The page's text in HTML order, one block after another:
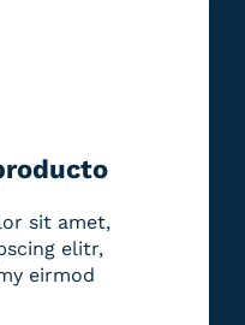
sit amet,
elitr,
eirmod